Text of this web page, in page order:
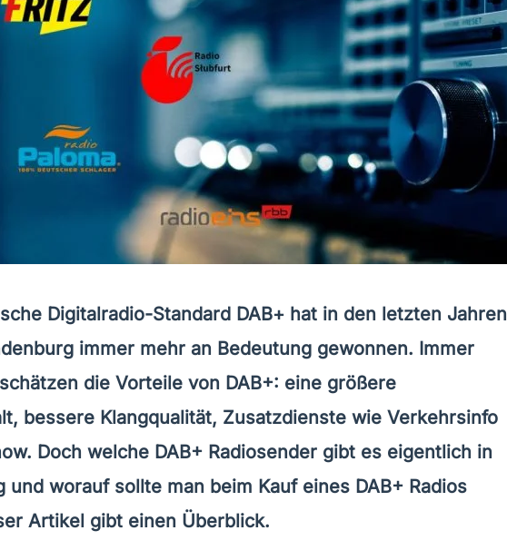
Digitalradio-Standard DAB+ hat in den letzten Jahren
immer mehr an Bedeutung gewonnen. Immer
die Vorteile von DAB+: eine größere
bessere Klangqualität, Zusatzdienste wie Verkehrsinfo
Doch welche DAB+ Radiosender gibt es eigentlich in
und worauf sollte man beim Kauf eines DAB+ Radios
Artikel gibt einen Überblick.